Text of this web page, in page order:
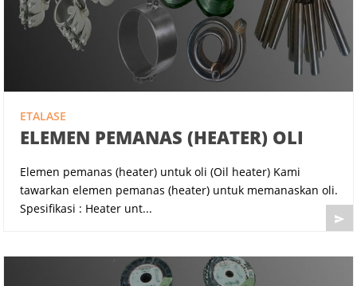
ETALASE
ELEMEN PEMANAS (HEATER) OLI
Elemen pemanas (heater) untuk oli (Oil heater) Kami
tawarkan elemen pemanas (heater) untuk memanaskan oli.
Spesifikasi : Heater unt...
